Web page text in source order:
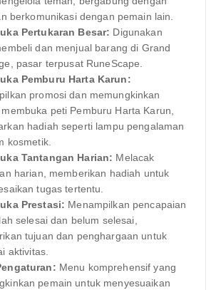
berkomunikasi dengan pemain lain.
Pertukaran Besar: Digunakan
dan menjual barang di Grand
pasar terpusat RuneScape.
Pemburu Harta Karun:
promosi dan memungkinkan
peti Pemburu Harta Karun,
hadiah seperti lampu pengalaman
kosmetik.
Tantangan Harian: Melacak
harian, memberikan hadiah untuk
tugas tertentu.
Prestasi: Menampilkan pencapaian
selesai dan belum selesai,
tujuan dan penghargaan untuk
aktivitas.
Menu komprehensif yang
pemain untuk menyesuaikan